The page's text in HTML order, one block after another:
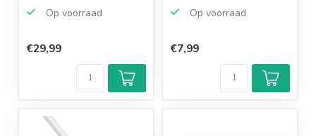
Op voorraad
€29,99
Op voorraad
€7,99